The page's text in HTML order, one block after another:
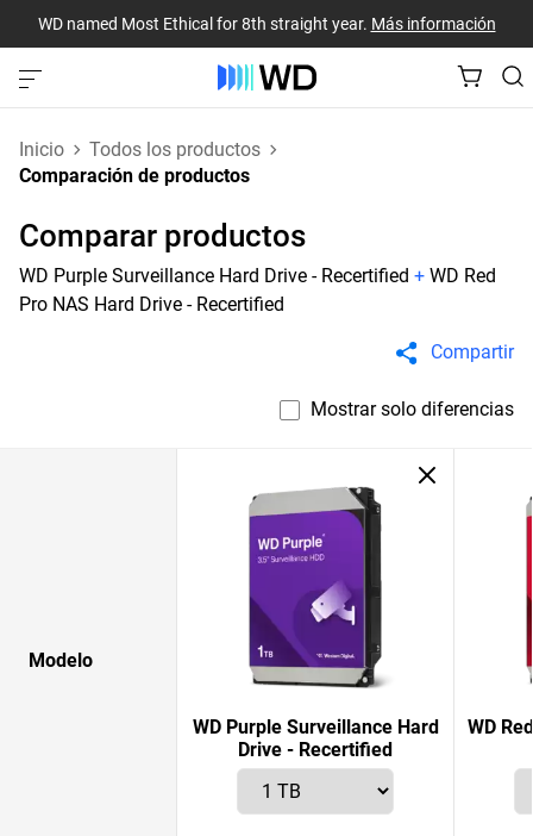
WD named Most Ethical for 8th straight year. Más información
Inicio
Todos los productos
Comparación de productos
Comparar productos
WD Purple Surveillance Hard Drive - Recertified + WD Red
Pro NAS Hard Drive - Recertified
Compartir
Mostrar solo diferencias
Modelo
WD Purple Surveillance Hard
Drive - Recertified
WD